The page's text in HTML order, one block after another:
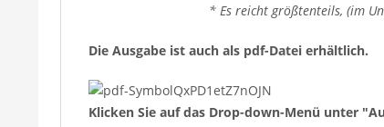
* Es reicht größtenteils, (im
Die Ausgabe ist auch als pdf-Datei erhältlich.
Klicken Sie auf das Drop-down-Menü unter